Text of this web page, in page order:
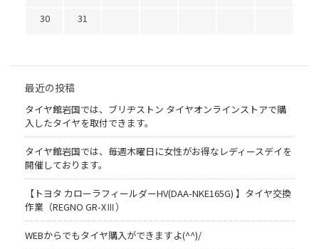
30
31
最近の投稿
タイヤ館岩国では、ブリヂストン タイヤオンラインストアで購
入したタイヤを取付できます。
タイヤ館岩国では、毎週木曜日に女性がお得なレディースデイを
開催しております。
【トヨタ カローラフィールダーHV(DAA-NKE165G) 】タイヤ交換
作業（REGNO GR-XⅢ）
WEBからでもタイヤ購入ができますよ(^^)/